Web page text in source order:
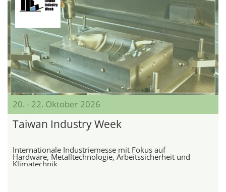
20. - 22. Oktober 2026
Taiwan Industry Week
Internationale Industriemesse mit Fokus auf
Hardware, Metalltechnologie, Arbeitssicherheit und
Klimatechnik